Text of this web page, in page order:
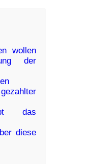
wollen
der
das
diese